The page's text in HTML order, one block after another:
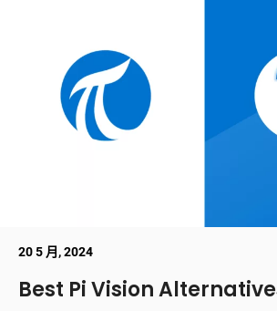
20 5 月, 2024
Best Pi Vision